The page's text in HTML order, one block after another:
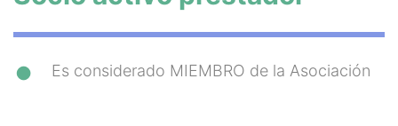
Es considerado MIEMBRO de la Asociación